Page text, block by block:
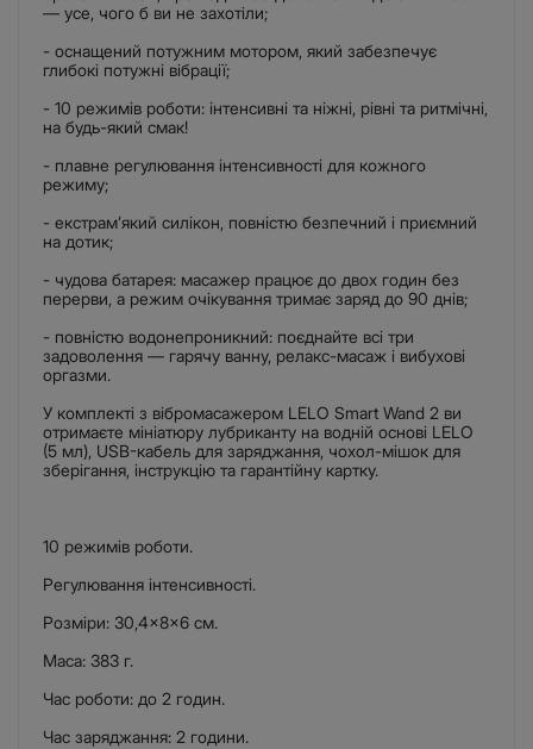
— усе, чого б ви не захотіли;
- оснащений потужним мотором, який забезпечує
глибокі потужні вібрації;
- 10 режимів роботи: інтенсивні та ніжні, рівні та ритмічні,
на будь-який смак!
- плавне регулювання інтенсивності для кожного
режиму;
- екстрам’який силікон, повністю безпечний і приємний
на дотик;
- чудова батарея: масажер працює до двох годин без
перерви, а режим очікування тримає заряд до 90 днів;
- повністю водонепроникний: поєднайте всі три
задоволення — гарячу ванну, релакс-масаж і вибухові
оргазми.
У комплекті з вібромасажером LELO Smart Wand 2 ви
отримаєте мініатюру лубриканту на водній основі LELO
(5 мл), USB-кабель для заряджання, чохол-мішок для
зберігання, інструкцію та гарантійну картку.
10 режимів роботи.
Регулювання інтенсивності.
Розміри: 30,4×8×6 см.
Маса: 383 г.
Час роботи: до 2 годин.
Час заряджання: 2 години.